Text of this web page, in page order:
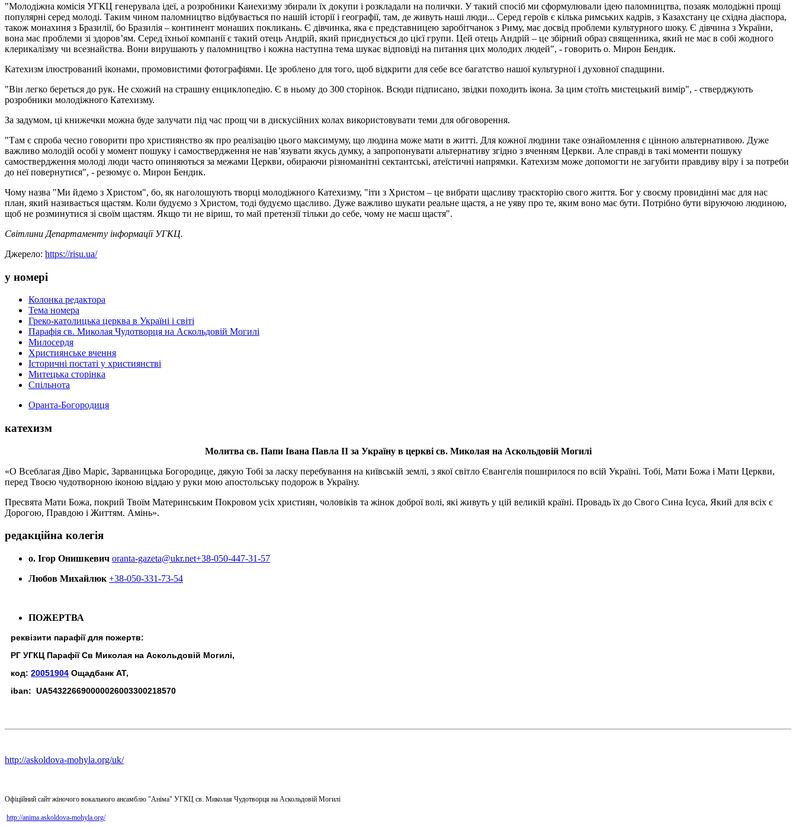
"Молодіжна комісія УГКЦ генерувала ідеї, а розробники Каиехизму збирали їх докупи і розкладали на полички. У такий спосіб ми сформулювали ідею паломництва, позаяк молодіжні прощі
популярні серед молоді. Таким чином паломництво відбувається по нашій історії і географії, там, де живуть наші люди... Серед героїв є кілька римських кадрів, з Казахстану це східна діаспора,
також монахиня з Бразилії, бо Бразилія – континент монаших покликань. Є дівчинка, яка є представницею заробітчанок з Риму, має досвід проблеми культурного шоку. Є дівчина з України,
вона має проблеми зі здоров’ям. Серед їхньої компанії є такий отець Андрій, який приєднується до цієї групи. Цей отець Андрій – це збірний образ священника, який не має в собі жодного
клерикалізму чи всезнайства. Вони вирушають у паломництво і кожна наступна тема шукає відповіді на питання цих молодих людей", - говорить о. Мирон Бендик.
Катехизм ілюстрований іконами, промовистими фотографіями. Це зроблено для того, щоб відкрити для себе все багатство нашої культурної і духовної спадщини.
"Він легко береться до рук. Не схожий на страшну енциклопедію. Є в ньому до 300 сторінок. Всюди підписано, звідки походить ікона. За цим стоїть мистецький вимір", - стверджують
розробники молодіжного Катехизму.
За задумом, ці книжечки можна буде залучати під час прощ чи в дискусійних колах використовувати теми для обговорення.
"Там є спроба чесно говорити про християнство як про реалізацію цього максимуму, що людина може мати в житті. Для кожної людини таке ознайомлення є цінною альтернативою. Дуже
важливо молодій особі у момент пошуку і самоствердження не нав’язувати якусь думку, а запропонувати альтернативу згідно з вченням Церкви. Але справді в такі моменти пошуку
самоствердження молоді люди часто опиняються за межами Церкви, обираючи різноманітні сектантські, атеїстичні напрямки. Катехизм може допомогти не загубити правдиву віру і за потреби
до неї повернутися", - резюмує о. Мирон Бендик.
Чому назва "Ми йдемо з Христом", бо, як наголошують творці молодіжного Катехизму, "іти з Христом – це вибрати щасливу траєкторію свого життя. Бог у своєму провидінні має для нас
план, який називається щастям. Коли будуємо з Христом, тоді будуємо щасливо. Дуже важливо шукати реальне щастя, а не уяву про те, яким воно має бути. Потрібно бути віруючою людиною,
щоб не розминутися зі своїм щастям. Якщо ти не віриш, то май претензії тільки до себе, чому не маєш щастя".
Світлини Департаменту інформації УГКЦ.
Джерело: https://risu.ua/
у номері
Колонка редактора
Тема номера
Греко-католицька церква в Україні і світі
Парафія св. Миколая Чудотворця на Аскольдовій Могилі
Милосердя
Християнське вчення
Історичні постаті у християнстві
Митецька сторінка
Спільнота
Оранта-Богородиця
катехизм
Молитва св. Папи Івана Павла ІІ за Україну в церкві св. Миколая на Аскольдовій Могилі
«О Всеблагая Діво Маріє, Зарваницька Богородице, дякую Тобі за ласку перебування на київській землі, з якої світло Євангелія поширилося по всій Україні. Тобі, Мати Божа і Мати Церкви,
перед Твоєю чудотворною іконою віддаю у руки мою апостольську подорож в Україну.
Пресвята Мати Божа, покрий Твоїм Материнським Покровом усіх християн, чоловіків та жінок доброї волі, які живуть у цій великій країні. Провадь їх до Свого Сина Ісуса, Який для всіх є
Дорогою, Правдою і Життям. Амінь».
редакційна колегія
о. Ігор Онишкевич oranta-gazeta@ukr.net+38-050-447-31-57
Любов Михайлюк +38-050-331-73-54
ПОЖЕРТВА
реквізити парафії для пожертв:
РГ УГКЦ Парафії Св Миколая на Аскольдовій Могилі,
код: 20051904 Ощадбанк АТ,
iban: UA543226690000026003300218570
http://askoldova-mohyla.org/uk/
Офіційний сайт жіночого вокального ансамблю "Аніма" УГКЦ св. Миколая Чудотворця на Аскольдовій Могилі
http://anima.askoldova-mohyla.org/